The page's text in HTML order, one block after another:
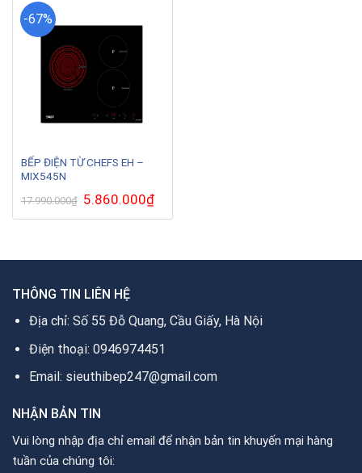
-67%
BẾP ĐIỆN TỪ CHEFS EH –
MIX545N
17.990.000₫ Giá
gốc
là:
5.860.000₫Giá
hiện
tại
THÔNG TIN LIÊN HỆ
Địa chỉ: Số 55 Đỗ Quang, Cầu Giấy, Hà Nội
Điện thoại: 0946974451
Email: sieuthibep247@gmail.com
NHẬN BẢN TIN
Vui lòng nhập địa chỉ email để nhận bản tin khuyến mại hàng
tuần của chúng tôi: